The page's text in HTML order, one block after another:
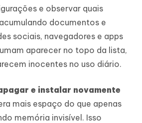
e observar quais
documentos e
sociais, navegadores e apps
aparecer no topo da lista,
inocentes no uso diário.
e instalar novamente
mais espaço do que apenas
memória invisível. Isso